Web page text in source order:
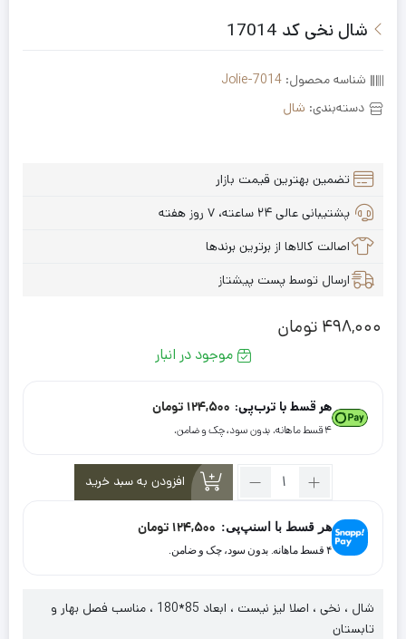
شال نخی کد 17014
شناسه محصول: Jolie-7014
دسته‌بندی: شال
تضمین بهترین قیمت بازار
پشتیبانی عالی ۲۴ ساعته، ۷ روز هفته
اصالت کالاها از برترین برندها
ارسال توسط پست پیشتاز
498,000 تومان
موجود در انبار
هر قسط با ترب‌پی: 124,500 تومان
۴ قسط ماهانه. بدون سود، چک و ضامن.
تعداد:
کد
17014
افزودن به سبد خرید
هر قسط با اسنپ‌پی: 124,500 تومان
۴ قسط ماهانه. بدون سود، چک و ضامن.
شال ، نخی ، اصلا لیز نیست ، ابعاد 85*180 ، مناسب فصل بهار و
تابستان